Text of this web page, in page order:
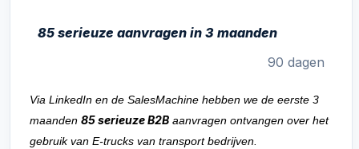
85 serieuze aanvragen in 3 maanden
90 dagen
Via LinkedIn en de SalesMachine hebben we de eerste 3
maanden 85 serieuze B2B aanvragen ontvangen over het
gebruik van E-trucks van transport bedrijven.